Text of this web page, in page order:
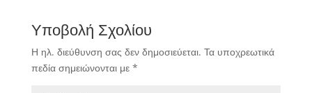
Υποβολή Σχολίου
Η ηλ. διεύθυνση σας δεν δημοσιεύεται. Τα υποχρεωτικά
πεδία σημειώνονται με *